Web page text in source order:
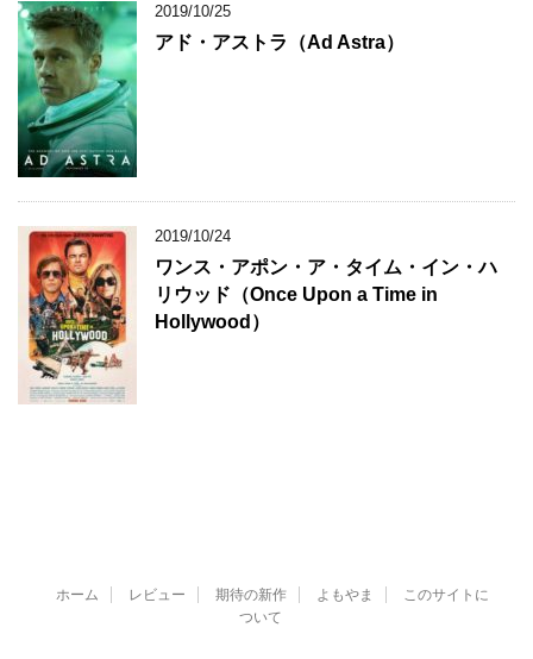
2019/10/25
アド・アストラ（Ad Astra）
2019/10/24
ワンス・アポン・ア・タイム・イン・ハ
リウッド（Once Upon a Time in
Hollywood）
ホーム レビュー 期待の新作 よもやま
このサイトに
ついて